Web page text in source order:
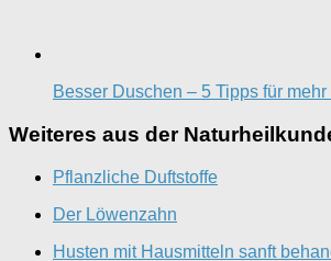
Besser Duschen – 5 Tipps für
Weiteres aus der
Pflanzliche Duftstoffe
Der Löwenzahn
Husten mit Hausmitteln sanft